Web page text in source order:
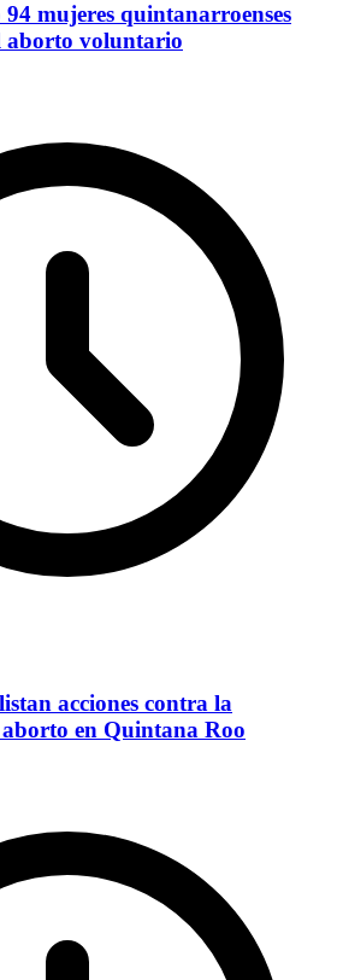
mujeres quintanarroenses
aborto voluntario
acciones contra la
en Quintana Roo